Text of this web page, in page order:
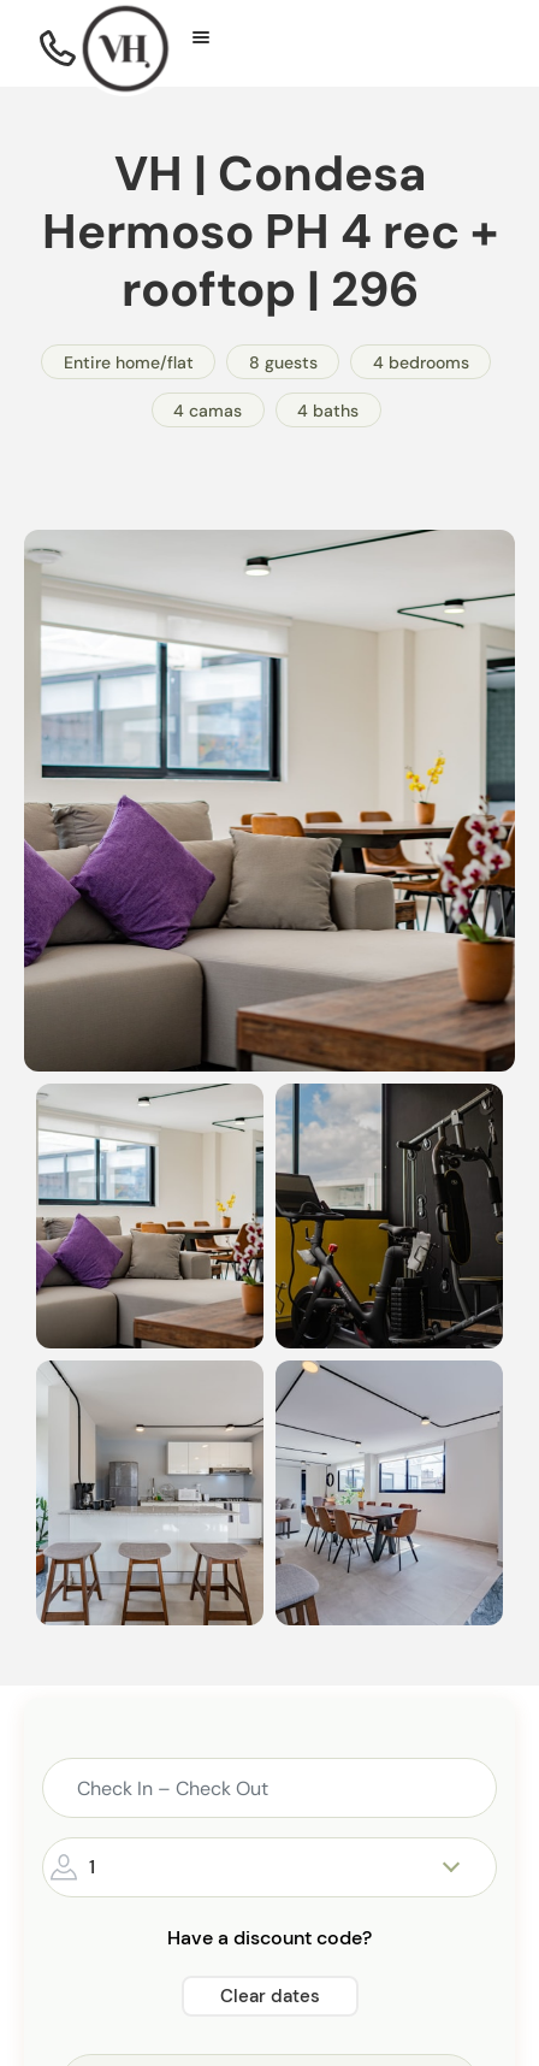
VH | Condesa
Hermoso PH 4 rec +
rooftop | 296
Entire home/flat 8 guests 4 bedrooms
4 camas 4 baths
1
Have a discount code?
Clear dates